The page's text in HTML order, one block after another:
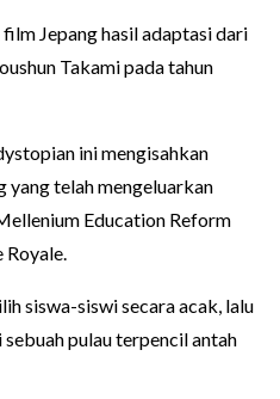
Jepang hasil adaptasi dari
Takami pada tahun
ini mengisahkan
yang telah mengeluarkan
Education Reform
siswa-siswi secara acak, lalu
pulau terpencil antah